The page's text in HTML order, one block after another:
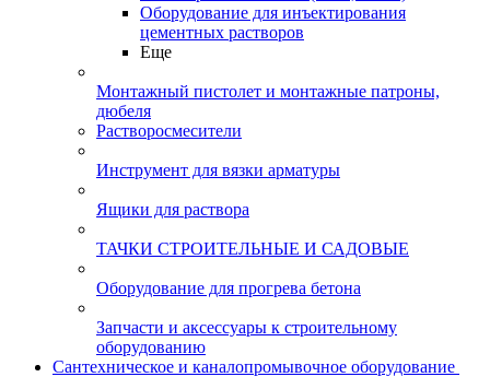
Оборудование для инъектирования
цементных растворов
Еще
Монтажный пистолет и монтажные патроны,
дюбеля
Растворосмесители
Инструмент для вязки арматуры
Ящики для раствора
ТАЧКИ СТРОИТЕЛЬНЫЕ И САДОВЫЕ
Оборудование для прогрева бетона
Запчасти и аксессуары к строительному
оборудованию
Сантехническое и каналопромывочное оборудование